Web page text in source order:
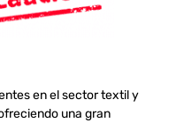
en el sector textil y
una gran